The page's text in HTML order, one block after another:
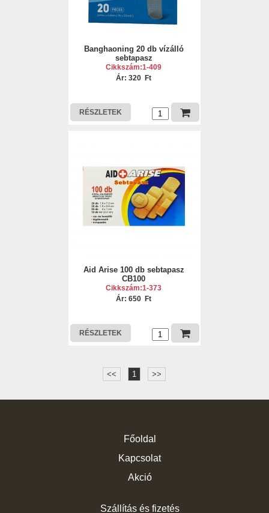
Banghaoning 20 db vízálló
sebtapasz
Cikkszám:1-409
Ár: 320 Ft
RÉSZLETEK
Aid Arise 100 db sebtapasz
CB100
Cikkszám:1-373
Ár: 650 Ft
RÉSZLETEK
<< 1 >>
Főoldal
Kapcsolat
Akció
Szállítás és fizetés